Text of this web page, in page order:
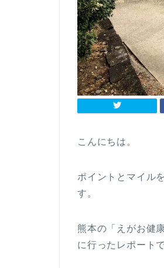
こんにちは。
ポイントとマイル
す。
熊本の「えがお健
に行ったレポートで